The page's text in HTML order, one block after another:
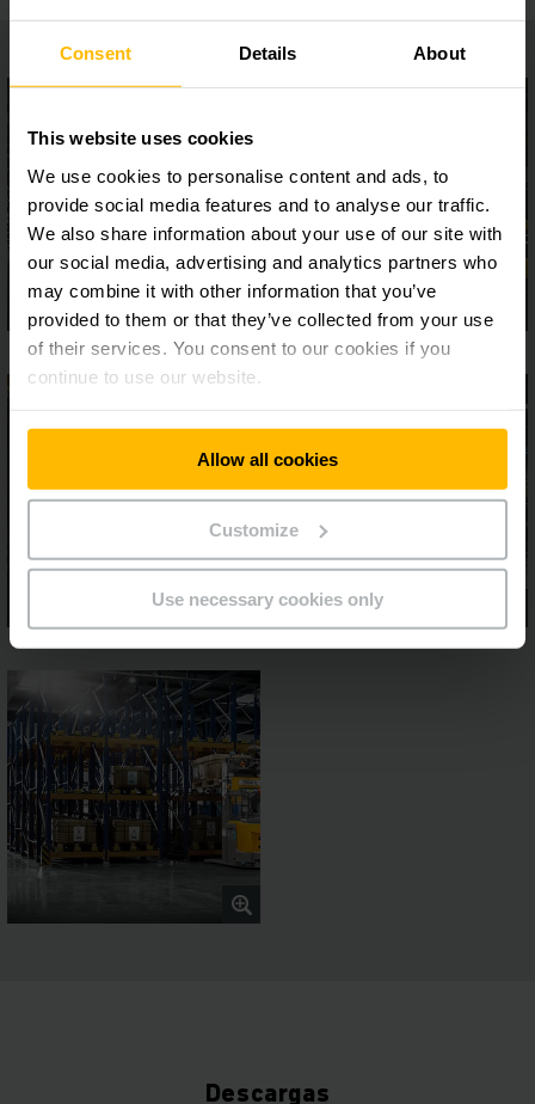
Consent Details About
This website uses cookies
We use cookies to personalise content and ads, to
provide social media features and to analyse our traffic.
We also share information about your use of our site with
our social media, advertising and analytics partners who
may combine it with other information that you’ve
provided to them or that they’ve collected from your use
of their services. You consent to our cookies if you
continue to use our website.
Allow all cookies
Customize
Use necessary cookies only
Descargas